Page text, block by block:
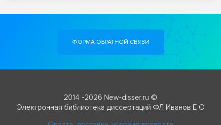
ФОРМА ОБРАТНОЙ СВЯЗИ
2014 -2026 New-disser.ru ©
Электронная библиотека диссертаций ФЛ Иванов Е О